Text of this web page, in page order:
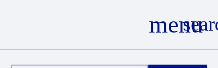
menu
Wege zum Mittelalter
Wissenswertes